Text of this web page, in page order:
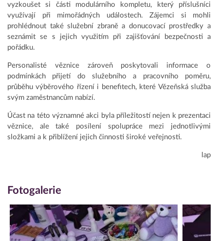
vyzkoušet si části modulárního kompletu, který příslušníci
využívají při mimořádných událostech. Zájemci si mohli
prohlédnout také služební zbraně a donucovací prostředky a
seznámit se s jejich využitím při zajišťování bezpečnosti a
pořádku.
Personalisté věznice zároveň poskytovali informace o
podmínkách přijetí do služebního a pracovního poměru,
průběhu výběrového řízení i benefitech, které Vězeňská služba
svým zaměstnancům nabízí.
Účast na této významné akci byla příležitostí nejen k prezentaci
věznice, ale také posílení spolupráce mezi jednotlivými
složkami a k přiblížení jejich činnosti široké veřejnosti.
lap
Fotogalerie